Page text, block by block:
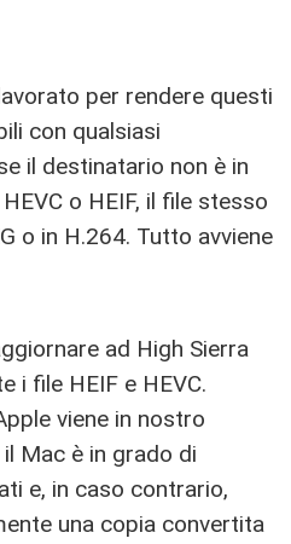
per rendere questi
con qualsiasi
il destinatario non è in
o HEIF, il file stesso
o in H.264. Tutto avviene
ad High Sierra
i file HEIF e HEVC.
viene in nostro
Mac è in grado di
e, in caso contrario,
una copia convertita